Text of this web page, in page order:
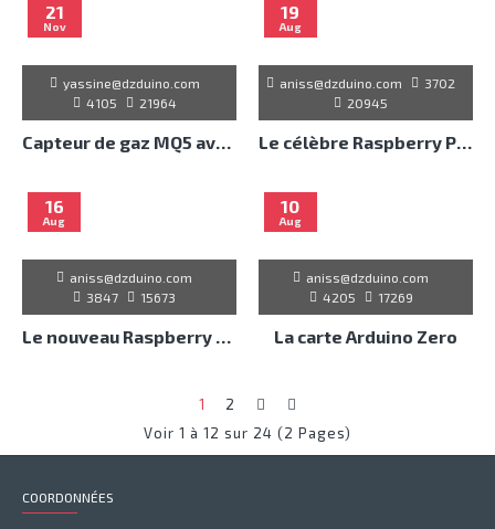
21
Nov
yassine@dzduino.com
4105
21964
Capteur de gaz MQ5 avec Arduino Uno
19
Aug
aniss@dzduino.com
3702
20945
Le célèbre Raspberry Pi 4
16
Aug
aniss@dzduino.com
3847
15673
Le nouveau Raspberry pi 400
10
Aug
aniss@dzduino.com
4205
17269
La carte Arduino Zero
1
2
Voir 1 à 12 sur 24 (2 Pages)
COORDONNÉES